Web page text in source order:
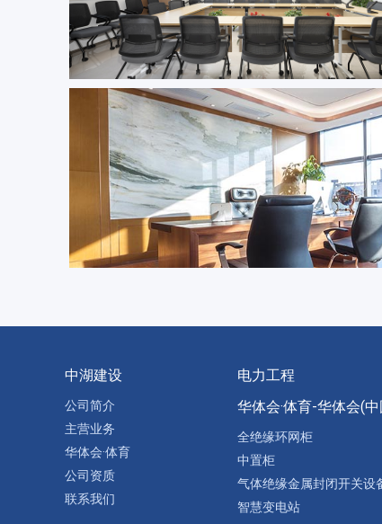
中湖建设
公司简介
主营业务
华体会·体育
公司资质
联系我们
电力工程
华体会·体育-华体会(
全绝缘环网柜
中置柜
气体绝缘金属封闭开关设
智慧变电站